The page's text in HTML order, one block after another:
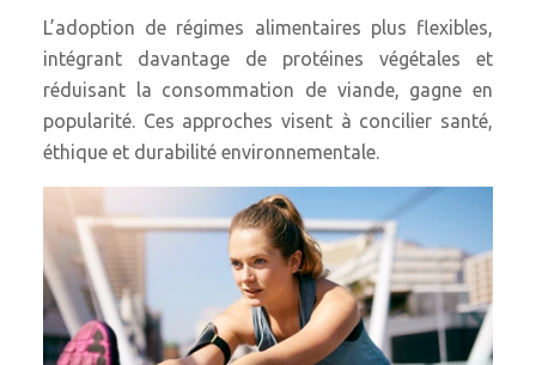
L’adoption de régimes alimentaires plus flexibles,
intégrant davantage de protéines végétales et
réduisant la consommation de viande, gagne en
popularité. Ces approches visent à concilier santé,
éthique et durabilité environnementale.